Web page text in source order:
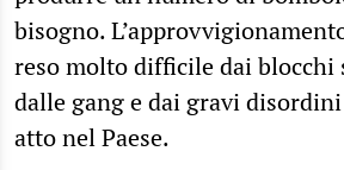
bisogno.
reso molto difficile dai
dalle gang e dai gravi
atto nel Paese.